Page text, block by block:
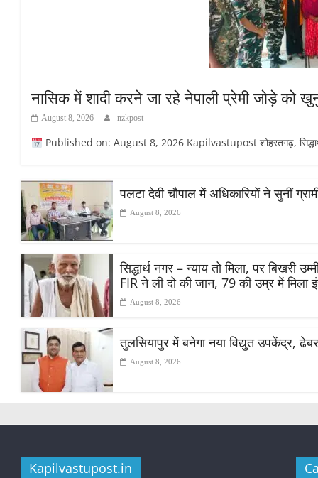
नासिक में शादी करने जा रहे नेपाली प्रेमी जोड़े को
August 8, 2026 nzkpost
Published on: August 8, 2026 Kapilvastupost शोहरतगढ़,
पलटा देवी चौपाल में अधिकारियों ने सुनीं
August 8, 2026
सिद्धार्थ नगर – न्याय तो मिला, पर
FIR ने ली दो की जान, 79 की उम्र में मिला
August 8, 2026
तुलसियापुर में बनेगा नया विद्युत उपकेंद्र,
August 8, 2026
Kapilvastupost.in